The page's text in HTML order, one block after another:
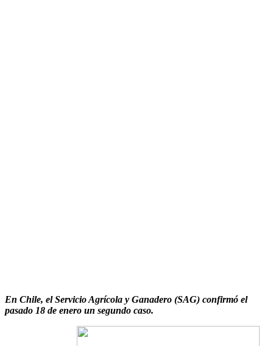
En Chile, el Servicio Agrícola y Ganadero (SAG) confirmó el
pasado 18 de enero un segundo caso.